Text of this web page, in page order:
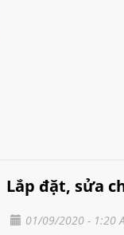
Lắp đặt, sửa
01/09/2020 - 1:20